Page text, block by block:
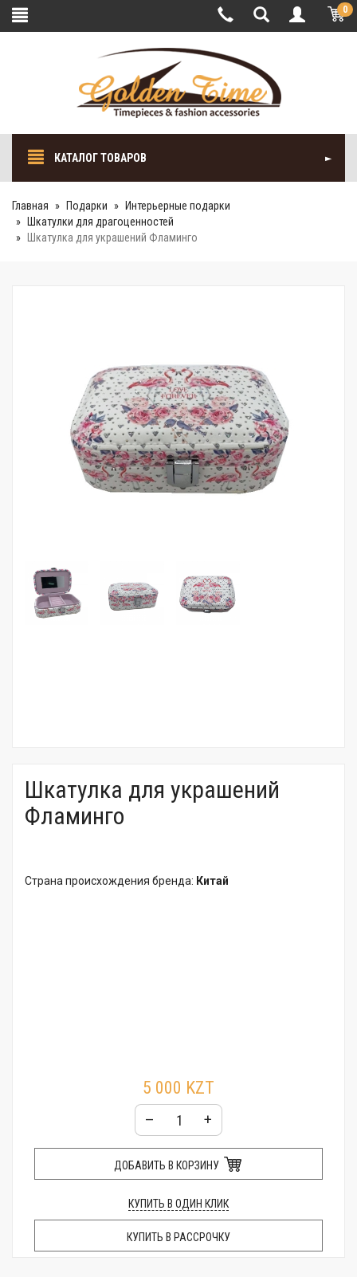
0
КАТАЛОГ ТОВАРОВ
Главная Подарки
Интерьерные подарки
Шкатулки для драгоценностей
Шкатулка для украшений Фламинго
Шкатулка для украшений
Фламинго
Страна происхождения бренда: Китай
5 000 KZT
– +
ДОБАВИТЬ В КОРЗИНУ
КУПИТЬ В ОДИН КЛИК
КУПИТЬ В РАССРОЧКУ